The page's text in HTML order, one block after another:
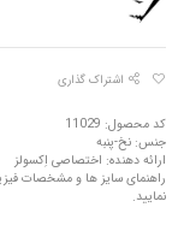
اشتراک گذاری
کد محصول: 11029
جنس: نخ-پنبه
ارائه دهنده: اختصاصی اِکسولز
راهنمای سایز ها و مشخصات
نمایید.